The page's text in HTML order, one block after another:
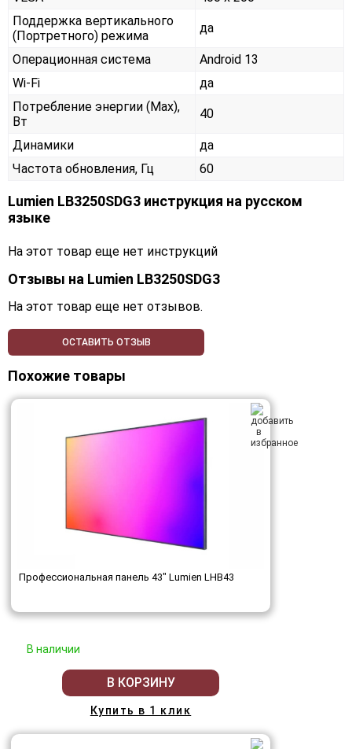
Поддержка вертикального
(Портретного) режима
да
Операционная система
Android 13
Wi-Fi
да
Потребление энергии (Max),
Вт
40
Динамики
да
Частота обновления, Гц
60
Lumien LB3250SDG3 инструкция на русском
языке
На этот товар еще нет инструкций
Отзывы на Lumien LB3250SDG3
На этот товар еще нет отзывов.
ОСТАВИТЬ ОТЗЫВ
Похожие товары
Профессиональная панель 43" Lumien LHB43
В наличии
В КОРЗИНУ
Купить в 1 клик